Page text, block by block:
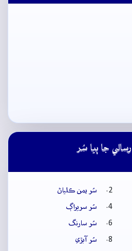
رسالي جا ٻيا سُر
سُر يمن ڪلياڻ
سُر سريراڳ
سُر سارنگ
سُر آبڙي